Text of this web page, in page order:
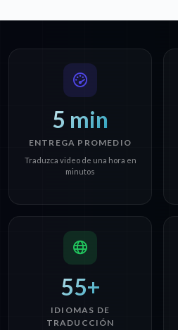
5 min
ENTREGA PROMEDIO
Traduzca video de una hora en
minutos
55+
IDIOMAS DE
TRADUCCIÓN